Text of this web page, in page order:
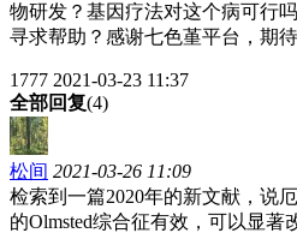
物研发？基因疗法对这个病可行
寻求帮助？感谢七色堇平台，期待
1777 2021-03-23 11:37
全部回复(4)
松间 2021-03-26 11:09
检索到一篇2020年的新文献，说
的Olmsted综合征有效，可以显